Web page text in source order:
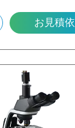
お見積